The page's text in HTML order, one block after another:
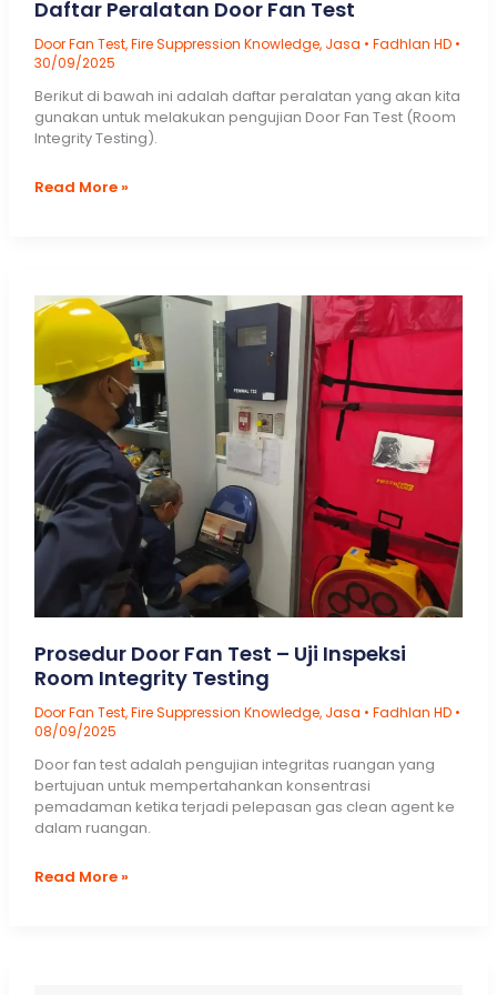
Daftar Peralatan Door Fan Test
Door Fan Test,Fire Suppression Knowledge, Jasa • Fadhlan HD •
30/09/2025
Berikut di bawah ini adalah daftar peralatan yang akan kita
gunakan untuk melakukan pengujian Door Fan Test (Room
Integrity Testing).
Daftar
Read More »
Prosedur Door Fan Test – Uji Inspeksi
Room Integrity Testing
Door Fan Test,Fire Suppression Knowledge, Jasa • Fadhlan HD •
08/09/2025
Door fan test adalah pengujian integritas ruangan yang
bertujuan untuk mempertahankan konsentrasi
pemadaman ketika terjadi pelepasan gas clean agent ke
dalam ruangan.
Prosedur
Read More »